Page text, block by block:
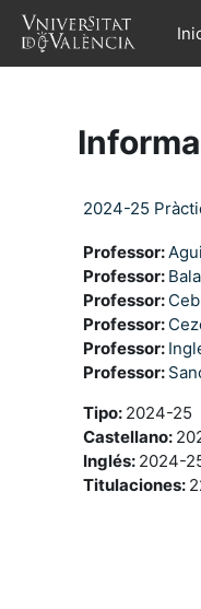
Ves al contingut principal
2024-25
Professor:
Professor:
Professor:
Professor:
Professor:
Professor:
Tipo: 2024-25
Castellano:
Inglés: 2024-
Titulaciones: